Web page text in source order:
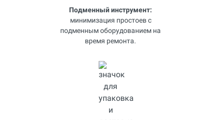
Подменный инструмент:
минимизация простоев с
подменным оборудованием на
время ремонта.